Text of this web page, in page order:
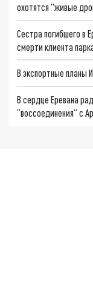
охотятся "живые
Сестра погибшего в
смерти клиента
В экспортные планы
В сердце Еревана
“воссоединения” с